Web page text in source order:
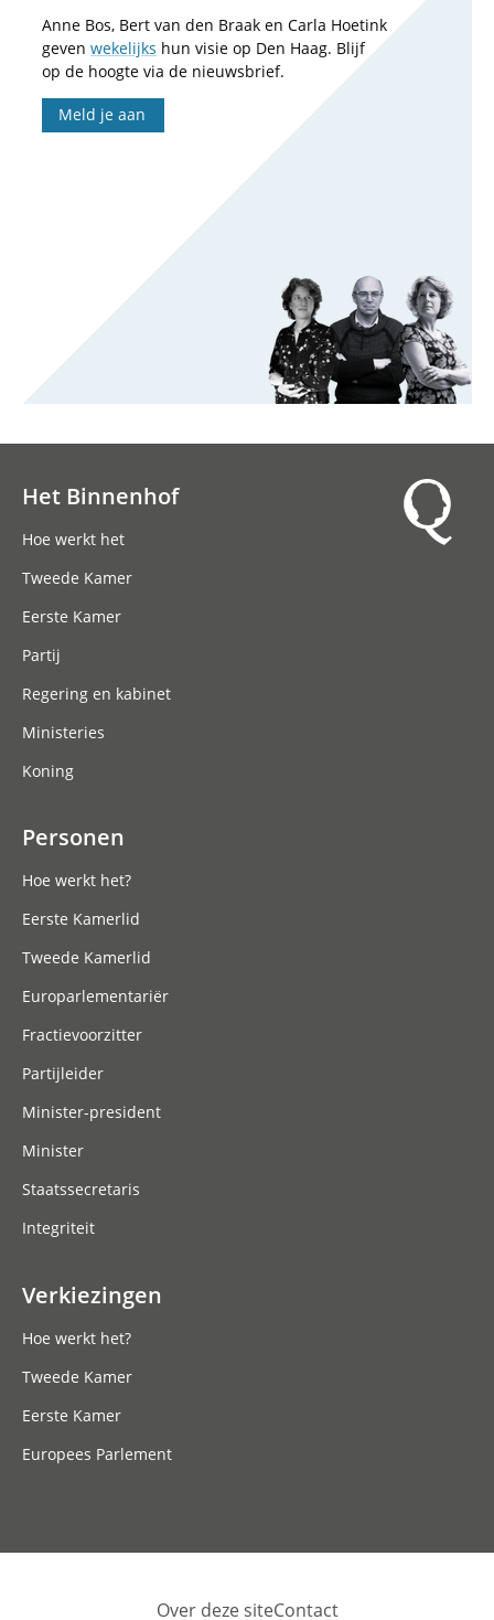
Anne Bos, Bert van den Braak en Carla Hoetink
geven wekelijks hun visie op Den Haag. Blijf
op de hoogte via de nieuwsbrief.
Meld je aan
Het Binnenhof
Hoe werkt het
Tweede Kamer
Eerste Kamer
Partij
Regering en kabinet
Ministeries
Koning
Personen
Hoe werkt het?
Eerste Kamerlid
Tweede Kamerlid
Europarlementariër
Fractievoorzitter
Partijleider
Minister-president
Minister
Staatssecretaris
Integriteit
Verkiezingen
Hoe werkt het?
Tweede Kamer
Eerste Kamer
Europees Parlement
Over deze siteContact